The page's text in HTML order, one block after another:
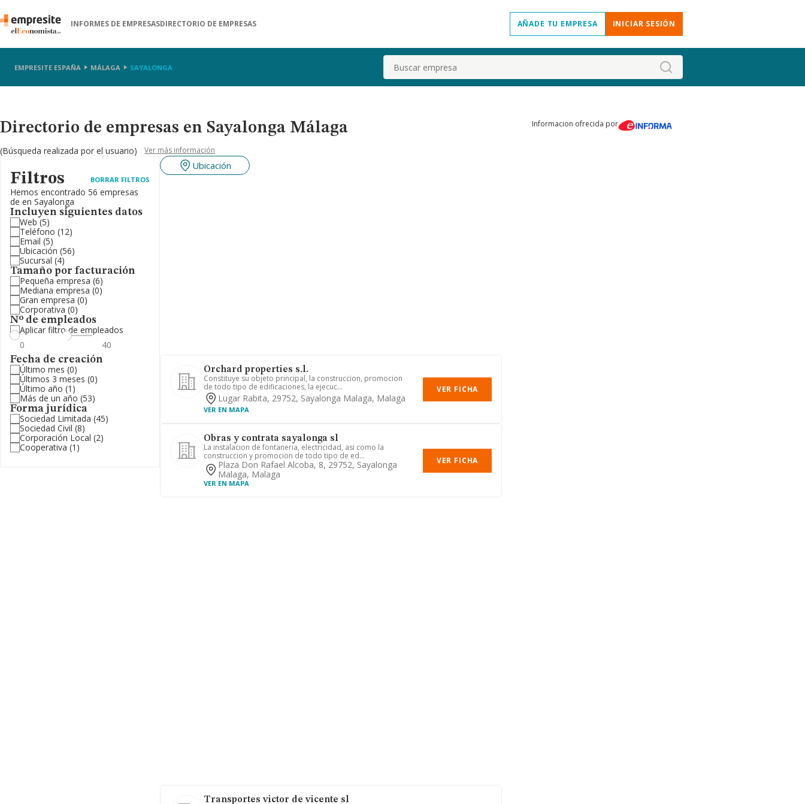
INFORMES DE EMPRESASDIRECTORIO DE EMPRESAS AÑADE TU EMPRESA INICIAR SESIÓN
EMPRESITE ESPAÑA MÁLAGA SAYALONGA Buscar
Directorio de empresas en Sayalonga Málaga
(Búsqueda realizada por el usuario) Ver más información
Filtros BORRAR FILTROS
Hemos encontrado 56 empresas
de en Sayalonga
Incluyen siguientes datos
Web (5)
Teléfono (12)
Email (5)
Ubicación (56)
Sucursal (4)
Tamaño por facturación
Pequeña empresa (6)
Mediana empresa (0)
Gran empresa (0)
Corporativa (0)
Nº de empleados
Aplicar filtro de empleados
Fecha de creación
Último mes (0)
Últimos 3 meses (0)
Último año (1)
Más de un año (53)
Forma jurídica
Sociedad Limitada (45)
Sociedad Civil (8)
Corporación Local (2)
Cooperativa (1)
Ubicación
Orchard properties s.l.
Constituye su objeto principal, la construccion, promocion
de todo tipo de edificaciones, la ejecuc...
Lugar Rabita, 29752, Sayalonga Malaga, Malaga
VER EN MAPA
VER FICHA
Obras y contrata sayalonga sl
La instalacion de fontaneria, electricidad, asi como la
construccion y promocion de todo tipo de ed...
Plaza Don Rafael Alcoba, 8, 29752, Sayalonga
Malaga, Malaga
VER EN MAPA
VER FICHA
Transportes victor de vicente sl
Informacion ofrecida por